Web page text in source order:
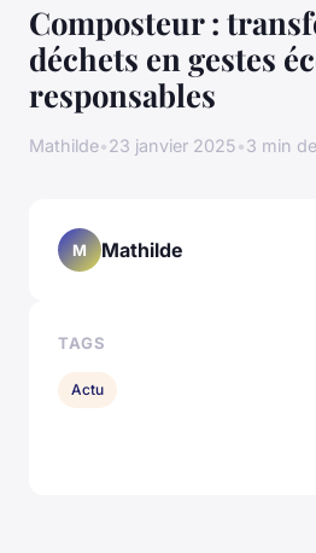
Composteur :
déchets en gestes
responsables
Mathilde•23 janvier 2025•3 min
M Mathilde
TAGS
Actu